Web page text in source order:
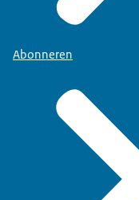
Abonneren